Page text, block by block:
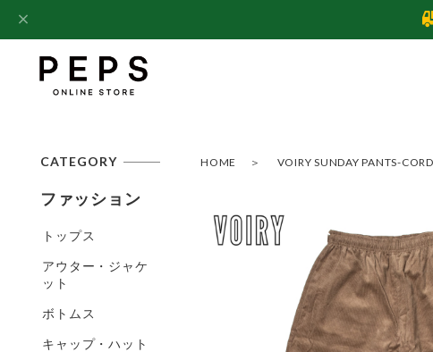
HOME VOIRY SUNDAY PANTS-
CATEGORY
ファッション
トップス
アウター・ジャケ
ット
ボトムス
キャップ・ハット